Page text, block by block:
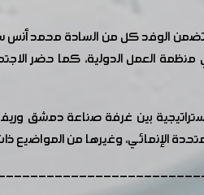
وتضمن الوفد كل من السادة محمد
منظمة العمل الدولية، كما حضر
بين غرفة صناعة دمشق
الإنمائي، وغيرها من المواضيع